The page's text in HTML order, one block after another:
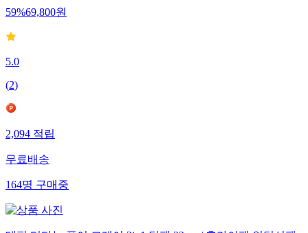
59%69,800원
5.0
(2)
2,094적립
무료배송
164명구매중